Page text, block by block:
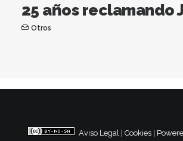
25 años reclamando
Otros
Aviso Legal Cookies